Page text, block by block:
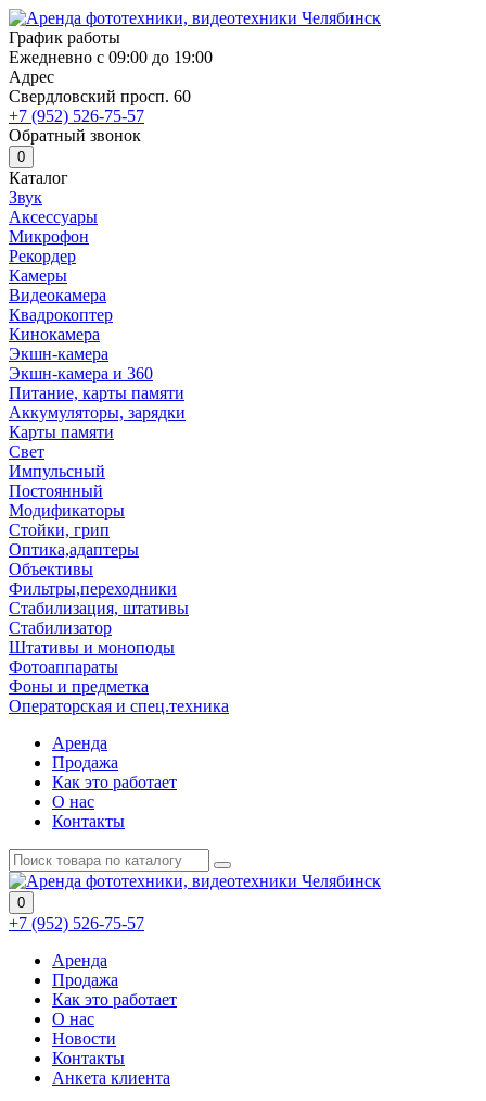
График работы
Ежедневно с 09:00 до 19:00
Адрес
Свердловский просп. 60
+7 (952) 526-75-57
Обратный звонок
0
Каталог
Звук
Аксессуары
Микрофон
Рекордер
Камеры
Видеокамера
Квадрокоптер
Кинокамера
Экшн-камера
Экшн-камера и 360
Питание, карты памяти
Аккумуляторы, зарядки
Карты памяти
Свет
Импульсный
Постоянный
Модификаторы
Стойки, грип
Оптика,адаптеры
Объективы
Фильтры,переходники
Стабилизация, штативы
Стабилизатор
Штативы и моноподы
Фотоаппараты
Фоны и предметка
Операторская и спец.техника
Аренда
Продажа
Как это работает
О нас
Контакты
0
+7 (952) 526-75-57
Аренда
Продажа
Как это работает
О нас
Новости
Контакты
Анкета клиента